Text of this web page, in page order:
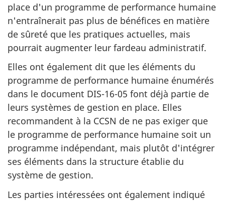
place d'un programme de performance humaine
n'entraînerait pas plus de bénéfices en matière
de sûreté que les pratiques actuelles, mais
pourrait augmenter leur fardeau administratif.
Elles ont également dit que les éléments du
programme de performance humaine énumérés
dans le document DIS-16-05 font déjà partie de
leurs systèmes de gestion en place. Elles
recommandent à la CCSN de ne pas exiger que
le programme de performance humaine soit un
programme indépendant, mais plutôt d'intégrer
ses éléments dans la structure établie du
système de gestion.
Les parties intéressées ont également indiqué